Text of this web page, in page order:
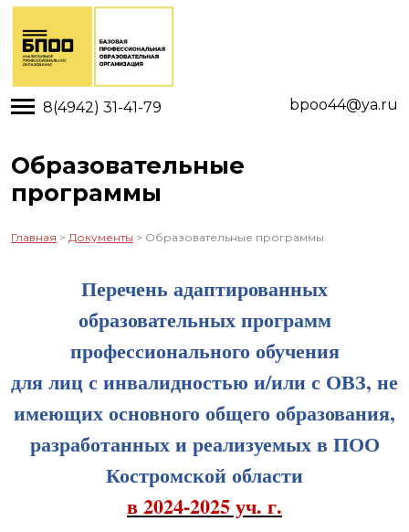
8(4942) 31-41-79 bpoo44@ya.ru
Toggle main menu visibility
Образовательные
программы
Главная > Документы > Образовательные программы
Перечень адаптированных
образовательных программ
профессионального обучения
для лиц с инвалидностью и/или с ОВЗ, не
имеющих основного общего образования,
разработанных и реализуемых в ПОО
Костромской области
в 2024-2025 уч. г.